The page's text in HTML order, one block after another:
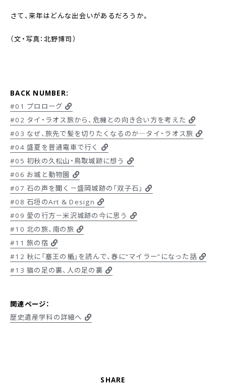
さて、来年はどんな出会いがあるだろうか。
（文・写真：北野博司）
BACK NUMBER:
#01 プロローグ
#02 タイ・ラオス旅から、危機との向き合い方を考えた
#03 なぜ、旅先で髪を切りたくなるのか―タイ・ラオス旅
#04 盛夏を普通電車で行く
#05 初秋の久松山・鳥取城跡に想う
#06 お城と動物園
#07 石の声を聞く－盛岡城跡の「双子石」
#08 石垣のArt & Design
#09 愛の行方－米沢城跡の今に思う
#10 北の旅、南の旅
#11 旅の宿
#12 秋に「塞王の楯」を読んで、春に“マイラー”になった話
#13 猫の足の裏、人の足の裏
関連ページ：
歴史遺産学科の詳細へ
SHARE